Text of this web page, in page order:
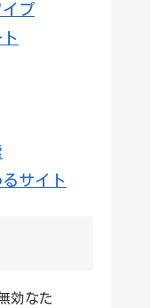
プ
サイト
効なた